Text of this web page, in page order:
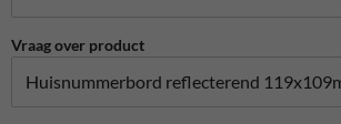
Vraag over product